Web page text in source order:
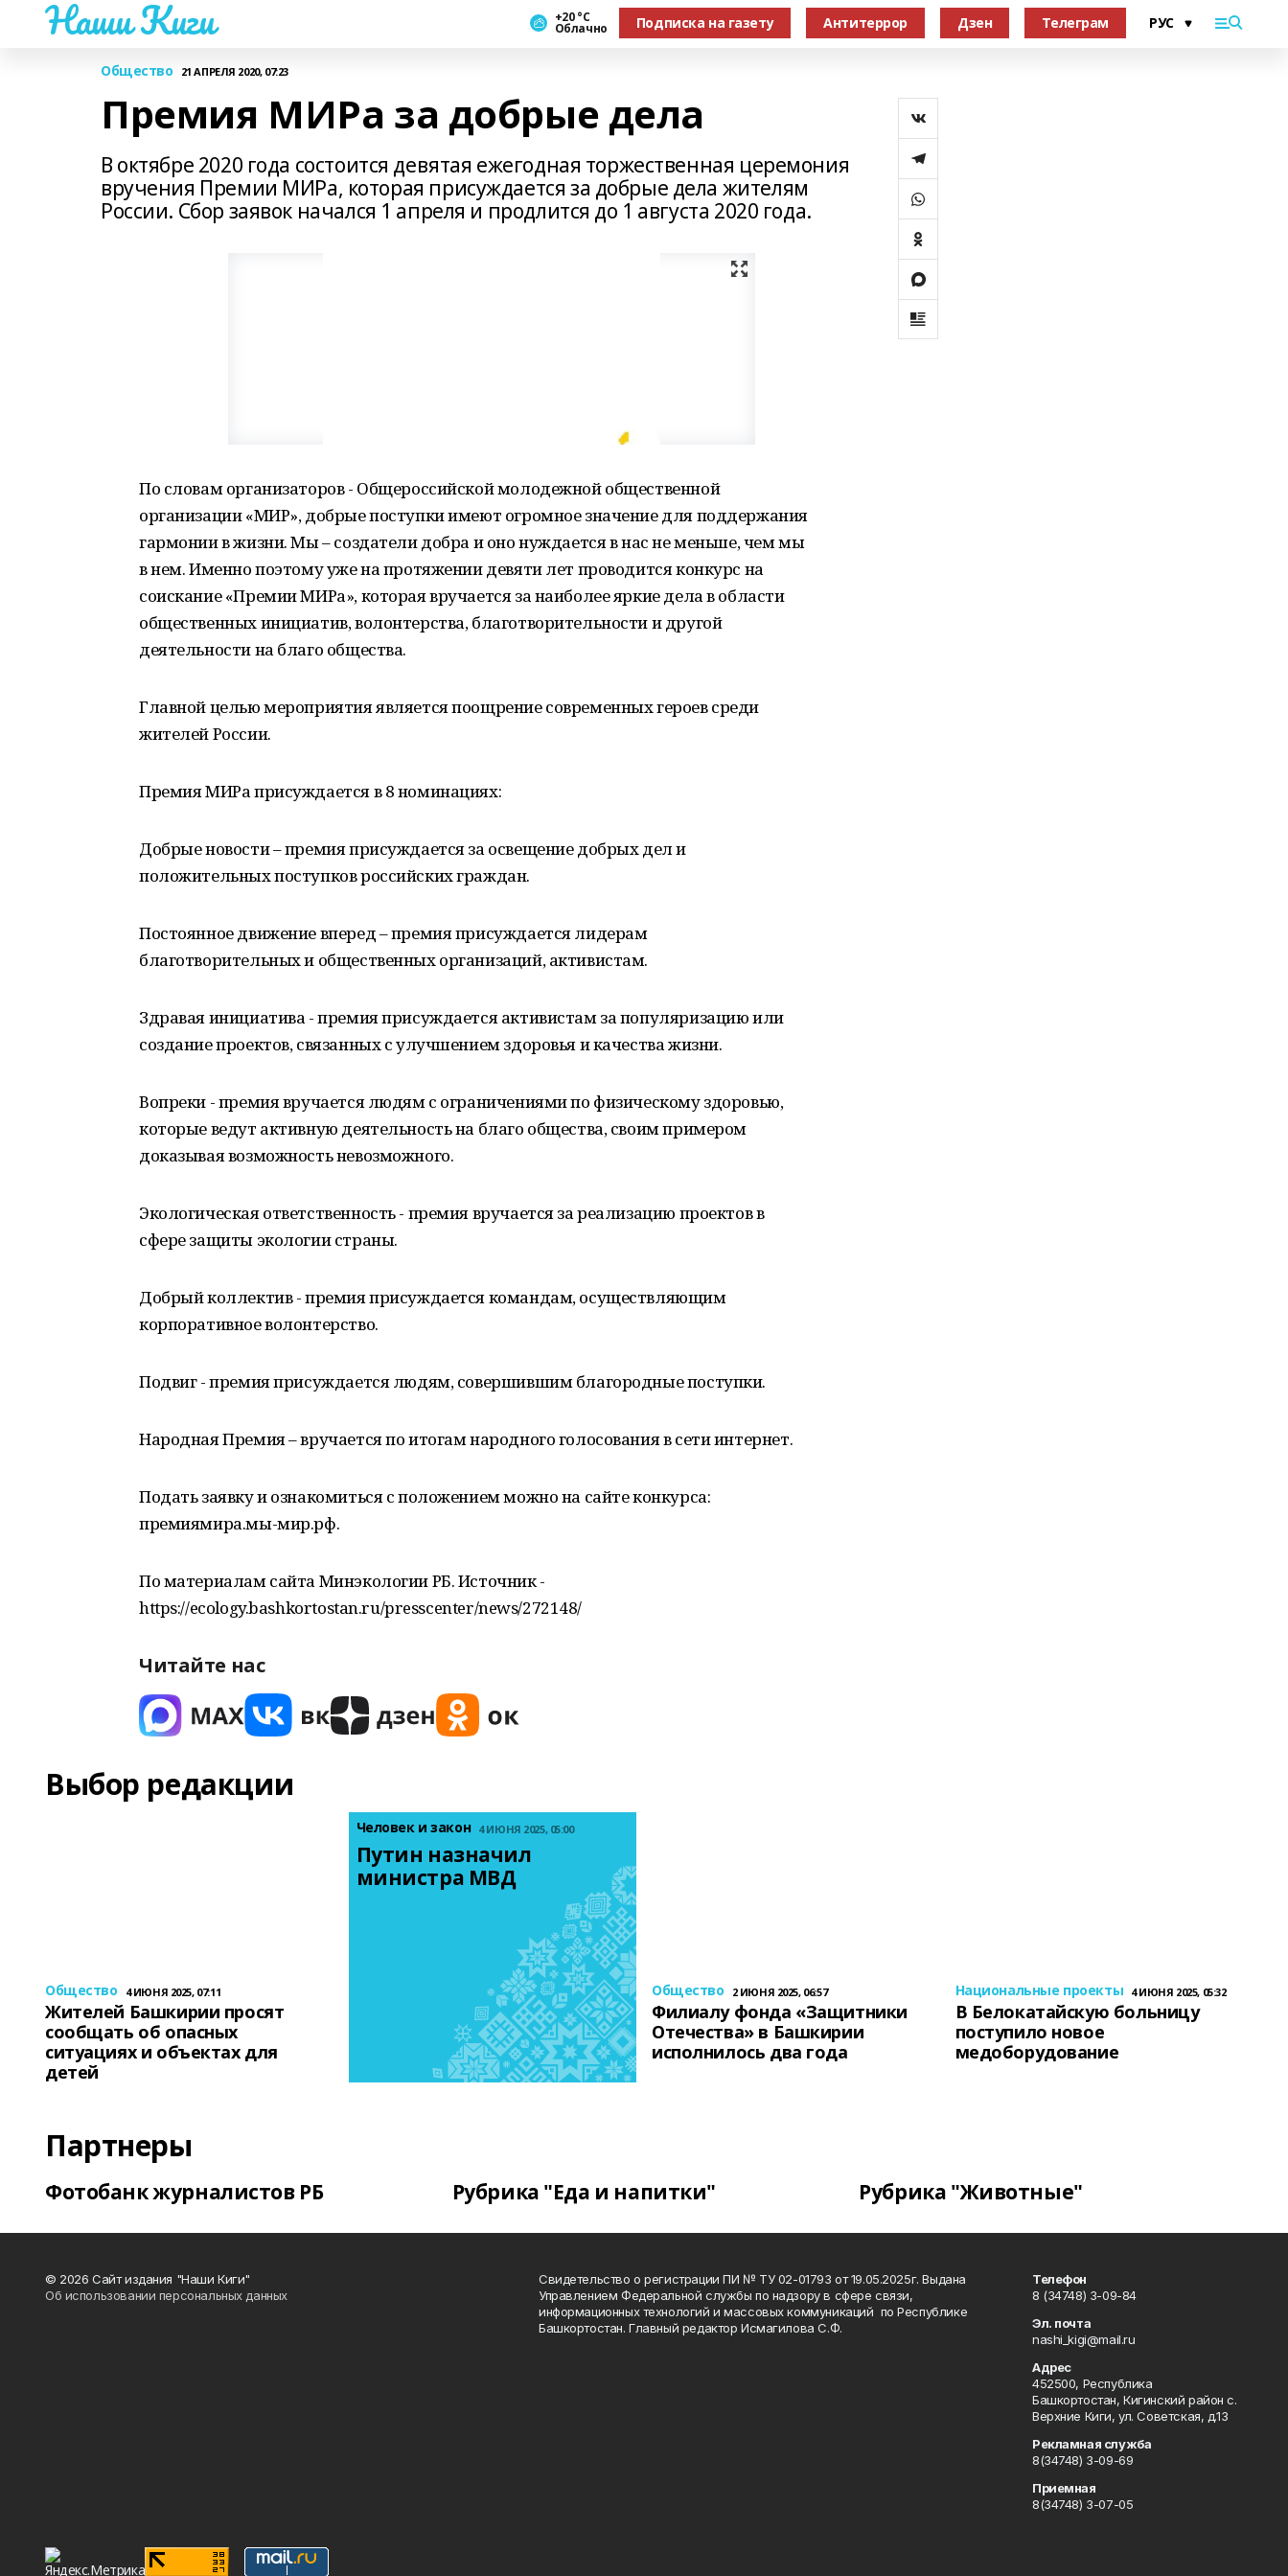
Наши Киги +20 °С
Облачно Подписка на газету Антитеррор Дзен Телеграм
Общество 21 АПРЕЛЯ 2020, 07:23
Премия МИРа за добрые дела
В октябре 2020 года состоится девятая ежегодная торжественная церемония
вручения Премии МИРа, которая присуждается за добрые дела жителям
России. Сбор заявок начался 1 апреля и продлится до 1 августа 2020 года.
По словам организаторов - Общероссийской молодежной общественной
организации «МИР», добрые поступки имеют огромное значение для поддержания
гармонии в жизни. Мы – создатели добра и оно нуждается в нас не меньше, чем мы
в нем. Именно поэтому уже на протяжении девяти лет проводится конкурс на
соискание «Премии МИРа», которая вручается за наиболее яркие дела в области
общественных инициатив, волонтерства, благотворительности и другой
деятельности на благо общества.
Главной целью мероприятия является поощрение современных героев среди
жителей России.
Премия МИРа присуждается в 8 номинациях:
Добрые новости – премия присуждается за освещение добрых дел и
положительных поступков российских граждан.
Постоянное движение вперед – премия присуждается лидерам
благотворительных и общественных организаций, активистам.
Здравая инициатива - премия присуждается активистам за популяризацию или
создание проектов, связанных с улучшением здоровья и качества жизни.
Вопреки - премия вручается людям с ограничениями по физическому здоровью,
которые ведут активную деятельность на благо общества, своим примером
доказывая возможность невозможного.
Экологическая ответственность - премия вручается за реализацию проектов в
сфере защиты экологии страны.
Добрый коллектив - премия присуждается командам, осуществляющим
корпоративное волонтерство.
Подвиг - премия присуждается людям, совершившим благородные поступки.
Народная Премия – вручается по итогам народного голосования в сети интернет.
Подать заявку и ознакомиться с положением можно на сайте конкурса:
премиямира.мы-мир.рф.
По материалам сайта Минэкологии РБ. Источник -
https://ecology.bashkortostan.ru/presscenter/news/272148/
Читайте нас
Выбор редакции
Общество 4 ИЮНЯ 2025, 07:11
Жителей Башкирии просят
сообщать об опасных
ситуациях и объектах для
детей
Человек и закон 4 ИЮНЯ 2025, 05:00
Путин назначил
министра МВД
Общество 2 ИЮНЯ 2025, 06:57
Филиалу фонда «Защитники
Отечества» в Башкирии
исполнилось два года
Национальные проекты 4 ИЮНЯ 2025, 05:32
В Белокатайскую больницу
поступило новое
медоборудование
Партнеры
Фотобанк журналистов РБ Рубрика "Еда и напитки" Рубрика "Животные"
© 2026 Сайт издания "Наши Киги"
Об использовании персональных данных
Свидетельство о регистрации ПИ № ТУ 02-01793 от 19.05.2025г. Выдана
Управлением Федеральной службы по надзору в сфере связи,
информационных технологий и массовых коммуникаций по Республике
Башкортостан. Главный редактор Исмагилова С.Ф.
Телефон
8 (34748) 3-09-84
Эл. почта
nashi_kigi@mail.ru
Адрес
452500, Республика
Башкортостан, Кигинский район с.
Верхние Киги, ул. Советская, д.13
Рекламная служба
8(34748) 3-09-69
Приемная
8(34748) 3-07-05